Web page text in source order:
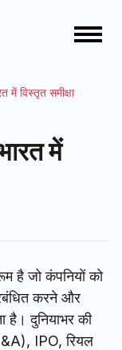
विस्तृत समीक्षा
में
है जो कंपनियों को
करने और
है। दुनियाभर की
IPO, रियल